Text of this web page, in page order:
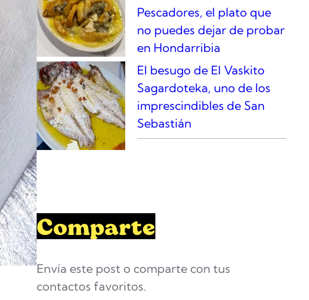
Pescadores, el plato que
no puedes dejar de probar
en Hondarribia
El besugo de El Vaskito
Sagardoteka, uno de los
imprescindibles de San
Sebastián
Comparte
Envía este post o comparte con tus
contactos favoritos.